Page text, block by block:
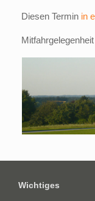
Diesen Termin in
Mitfahrgelegenheit
Wichtiges